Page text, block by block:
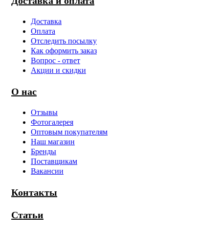
Доставка
Оплата
Отследить посылку
Как оформить заказ
Вопрос - ответ
Акции и скидки
О нас
Отзывы
Фотогалерея
Оптовым покупателям
Наш магазин
Бренды
Поставщикам
Вакансии
Контакты
Статьи